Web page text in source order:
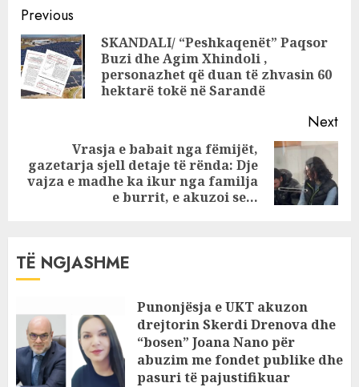
braziliane filmon
të dashurin kur e
qëllon për vdekje
(VIDEO)
Continue
Reading
Previous
SKANDALI/ “Peshkaqenët” Paqsor
Buzi dhe Agim Xhindoli ,
personazhet që duan të zhvasin 60
hektarë tokë në Sarandë
Next
Next
post:
Vrasja e babait nga fëmijët,
gazetarja sjell detaje të rënda: Dje
vajza e madhe ka ikur nga familja
e burrit, e akuzoi se…
TË NGJASHME
Punonjësja e UKT akuzon
drejtorin Skerdi Drenova dhe
“bosen” Joana Nano për
abuzim me fondet publike dhe
pasuri të pajustifikuar